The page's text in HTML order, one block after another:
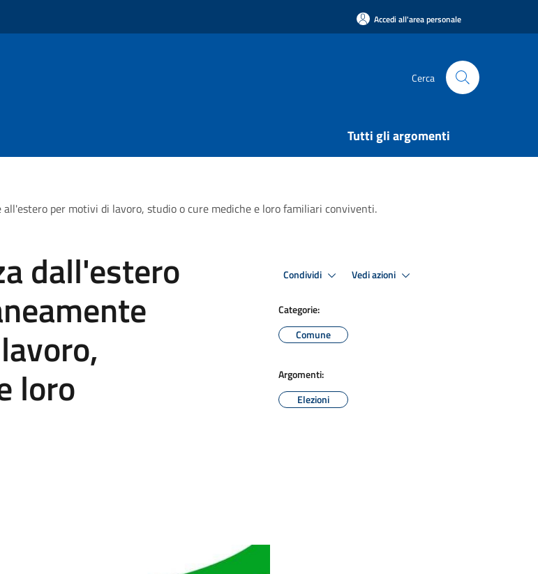
Accedi all'area personale
Cerca
Tutti gli argomenti
per motivi di lavoro, studio o cure mediche e loro familiari conviventi.
dall'estero
loro
Condividi Vedi azioni
Categorie:
Comune
Argomenti:
Elezioni